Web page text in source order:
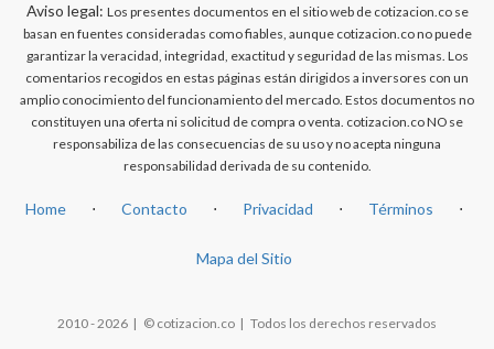
Aviso legal: Los presentes documentos en el sitio web de cotizacion.co se
basan en fuentes consideradas como fiables, aunque cotizacion.co no puede
garantizar la veracidad, integridad, exactitud y seguridad de las mismas. Los
comentarios recogidos en estas páginas están dirigidos a inversores con un
amplio conocimiento del funcionamiento del mercado. Estos documentos no
constituyen una oferta ni solicitud de compra o venta. cotizacion.co NO se
responsabiliza de las consecuencias de su uso y no acepta ninguna
responsabilidad derivada de su contenido.
Home ⋅ Contacto ⋅ Privacidad ⋅ Términos ⋅
Mapa del Sitio
2010 - 2026 | © cotizacion.co | Todos los derechos reservados